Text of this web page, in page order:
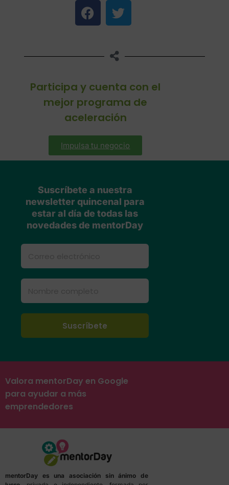
Participa y cuenta con el
mejor programa de
aceleración
Impulsa tu negocio
Suscríbete a nuestra
newsletter quincenal para
estar al día de todas las
novedades de mentorDay
Valora mentorDay en Google
para ayudar a más
emprendedores
mentorDay es una asociación sin ánimo de